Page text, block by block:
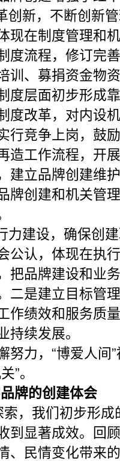
新，不断创新
现在制度管理和
度流程，修订完
训、募捐资金物
度层面初步形成
度改革，对内设
行竞争上岗，鼓
造工作流程，开
建立品牌创建维
牌创建和机关管
建设，确保创
公认，体现在执
把品牌建设和业
二是建立目标管
作绩效和服务质
持续发展。
努力，“博爱人间
”。
牌的创建体会
，我们初步形
到显著成效。回
、民情变化带来